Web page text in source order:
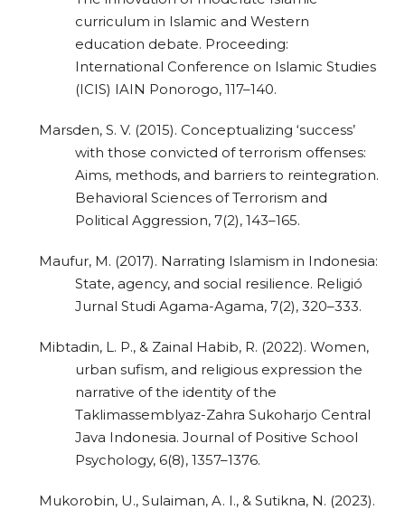
curriculum in Islamic and Western
education debate. Proceeding:
International Conference on Islamic Studies
(ICIS) IAIN Ponorogo, 117–140.
Marsden, S. V. (2015). Conceptualizing ‘success’
with those convicted of terrorism offenses:
Aims, methods, and barriers to reintegration.
Behavioral Sciences of Terrorism and
Political Aggression, 7(2), 143–165.
Maufur, M. (2017). Narrating Islamism in Indonesia:
State, agency, and social resilience. Religió
Jurnal Studi Agama-Agama, 7(2), 320–333.
Mibtadin, L. P., & Zainal Habib, R. (2022). Women,
urban sufism, and religious expression the
narrative of the identity of the
Taklimassemblyaz-Zahra Sukoharjo Central
Java Indonesia. Journal of Positive School
Psychology, 6(8), 1357–1376.
Mukorobin, U., Sulaiman, A. I., & Sutikna, N. (2023).